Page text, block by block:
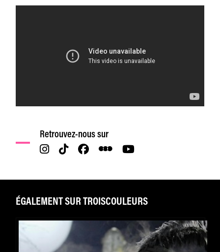
Retrouvez-nous sur
ÉGALEMENT SUR TROISCOULEURS